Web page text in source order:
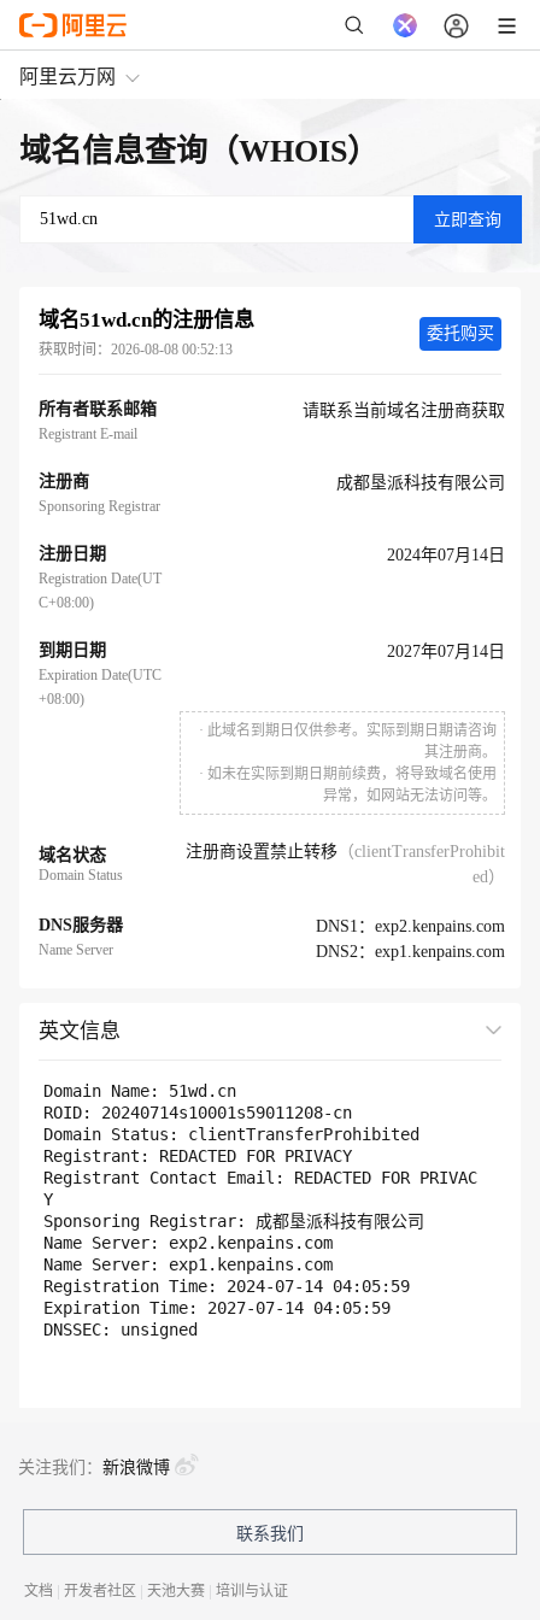
阿里云万网
域名信息查询（WHOIS）
域名51wd.cn的注册信息
获取时间： 2026-08-08 00:52:13
所有者联系邮箱
Registrant E-mail
请联系当前域名注册商获取
委托购买
注册商
Sponsoring Registrar
成都垦派科技有限公司
注册日期
Registration Date(UT
C+08:00)
2024年07月14日
到期日期
Expiration Date(UTC
+08:00)
2027年07月14日
· 此域名到期日仅供参考。实际到期日期请咨询
其注册商。
· 如未在实际到期日期前续费，将导致域名使用
异常，如网站无法访问等。
域名状态
Domain Status
注册商设置禁止转移 （clientTransferProhibit
ed）
DNS服务器
Name Server
DNS1：exp2.kenpains.com
DNS2：exp1.kenpains.com
英文信息
Domain Name: 51wd.cn
ROID: 20240714s10001s59011208-cn
Domain Status: clientTransferProhibited
Registrant: REDACTED FOR PRIVACY
Registrant Contact Email: REDACTED FOR PRIVAC
Y
Sponsoring Registrar: 成都垦派科技有限公司
Name Server: exp2.kenpains.com
Name Server: exp1.kenpains.com
Registration Time: 2024-07-14 04:05:59
Expiration Time: 2027-07-14 04:05:59
关注我们： 新浪微博
联系我们
文档 | 开发者社区 | 天池大赛 | 培训与认证